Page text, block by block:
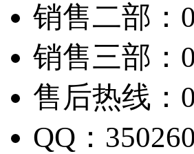
销售二部：
销售三部：
售后热线：
QQ：